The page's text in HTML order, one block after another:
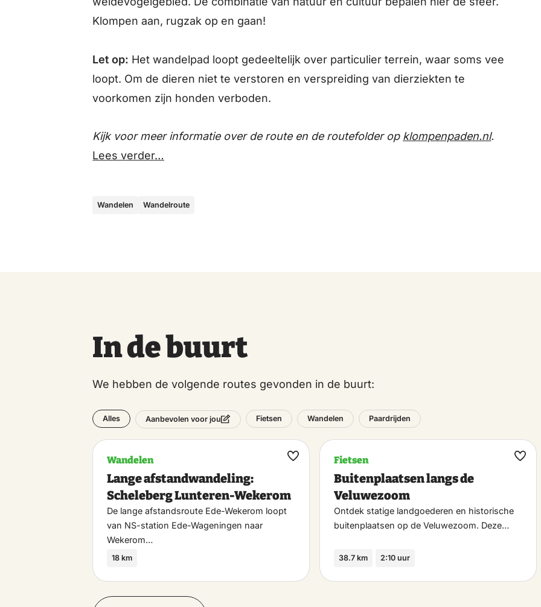
Klompen aan, rugzak op en gaan!
Let op: Het wandelpad loopt gedeeltelijk over particulier terrein, waar soms vee
loopt. Om de dieren niet te verstoren en verspreiding van dierziekten te
voorkomen zijn honden verboden.
Kijk voor meer informatie over de route en de routefolder op klompenpaden.nl.
Lees verder…
Wandelen Wandelroute
In de buurt
We hebben de volgende routes gevonden in de buurt:
Alles Aanbevolen voor jou Fietsen Wandelen Paardrijden
Wandelen
Lange afstandwandeling:
Scheleberg Lunteren-Wekerom
De lange afstandsroute Ede-Wekerom loopt
van NS-station Ede-Wageningen naar
Wekerom…
18 km
Maak
Fietsen
Buitenplaatsen langs de
Veluwezoom
Ontdek statige landgoederen en historische
buitenplaatsen op de Veluwezoom. Deze…
38.7 km 2:10 uur
Maak